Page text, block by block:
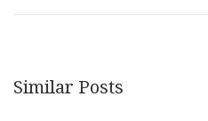
Similar Posts